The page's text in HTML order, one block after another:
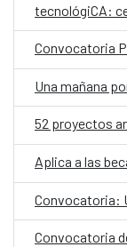
Convocatoria